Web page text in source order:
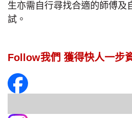
生亦需自行尋找合適的師傅及
試。
Follow我們 獲得快人一步